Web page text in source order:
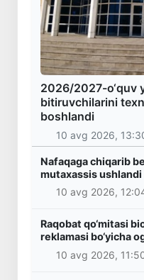
2026/2027-o‘quv
bitiruvchilarini
boshlandi
10 avg 2026,
Nafaqaga chiqarib
mutaxassis ushlandi
10 avg 2026,
Raqobat qo‘mitasi
reklamasi bo‘yicha
10 avg 2026,